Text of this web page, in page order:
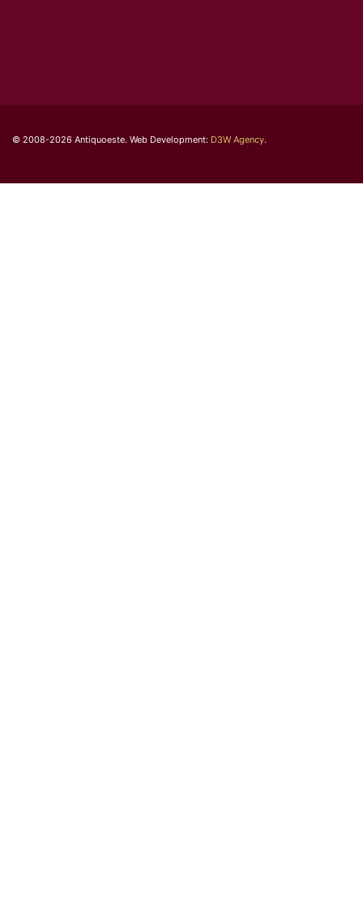
© 2008-2026 Antiquoeste. Web Development: D3W Agency.